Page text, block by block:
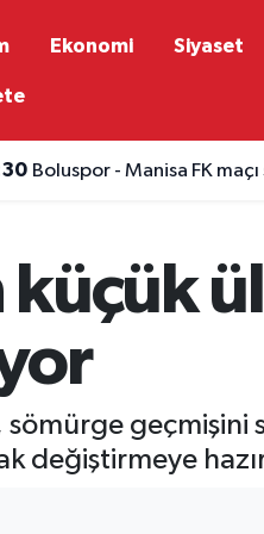
Ekonomi Siyaset
Boluspor - Manisa FK
küçük
geçmişini
değiştirmeye